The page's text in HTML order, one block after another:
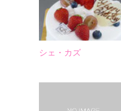
シェ・カズ